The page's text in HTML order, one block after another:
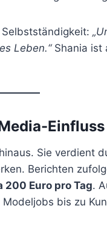
Leben.“Shania ist
Einfluss
Sie verdient
Berichten
200 Euro pro Tag.
bis zu